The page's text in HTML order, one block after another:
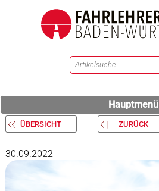
Hauptmenü
ÜBERSICHT ZURÜCK
30.09.2022